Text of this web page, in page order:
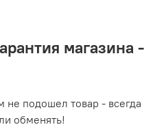
магазина -
не подошел товар - всегда
обменять!